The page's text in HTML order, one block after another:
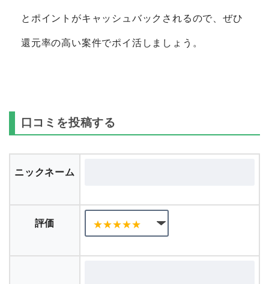
とポイントがキャッシュバックされるので、ぜひ
還元率の高い案件でポイ活しましょう。
口コミを投稿する
ニックネーム
評価